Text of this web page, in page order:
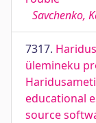
Savchenko,
7317.
ülemineku
educational
source